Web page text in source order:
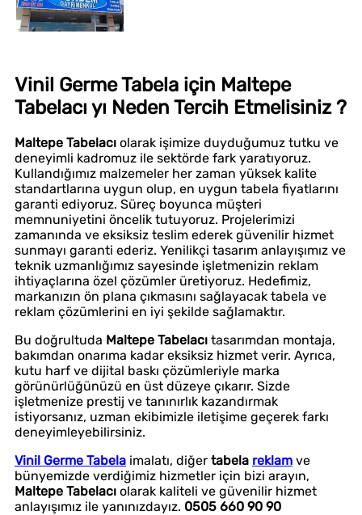
Vinil Germe Tabela için Maltepe
Tabelacı yı Neden Tercih Etmelisiniz ?
Maltepe Tabelacı olarak işimize duyduğumuz tutku ve
deneyimli kadromuz ile sektörde fark yaratıyoruz.
Kullandığımız malzemeler her zaman yüksek kalite
standartlarına uygun olup, en uygun tabela fiyatlarını
garanti ediyoruz. Süreç boyunca müşteri
memnuniyetini öncelik tutuyoruz. Projelerimizi
zamanında ve eksiksiz teslim ederek güvenilir hizmet
sunmayı garanti ederiz. Yenilikçi tasarım anlayışımız ve
teknik uzmanlığımız sayesinde işletmenizin reklam
ihtiyaçlarına özel çözümler üretiyoruz. Hedefimiz,
markanızın ön plana çıkmasını sağlayacak tabela ve
reklam çözümlerini en iyi şekilde sağlamaktır.
Bu doğrultuda Maltepe Tabelacı tasarımdan montaja,
bakımdan onarıma kadar eksiksiz hizmet verir. Ayrıca,
kutu harf ve dijital baskı çözümleriyle marka
görünürlüğünüzü en üst düzeye çıkarır. Sizde
işletmenize prestij ve tanınırlık kazandırmak
istiyorsanız, uzman ekibimizle iletişime geçerek farkı
deneyimleyebilirsiniz.
Vinil Germe Tabela imalatı, diğer tabela reklam ve
bünyemizde verdiğimiz hizmetler için bizi arayın,
Maltepe Tabelacı olarak kaliteli ve güvenilir hizmet
anlayışımız ile yanınızdayız. 0505 660 90 90